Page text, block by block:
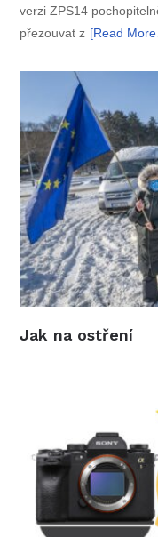
verzi ZPS14
přezouvat z [Read
Jak na ostření